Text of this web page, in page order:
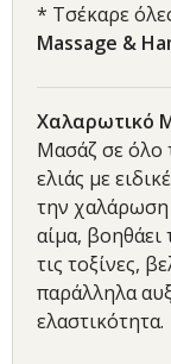
* Τσέκαρε
Massage &
Χαλαρωτικό
Μασάζ σε όλο
ελιάς με
την χαλάρωση
αίμα,
τις τοξίνες,
παράλληλα
ελαστικότητα.